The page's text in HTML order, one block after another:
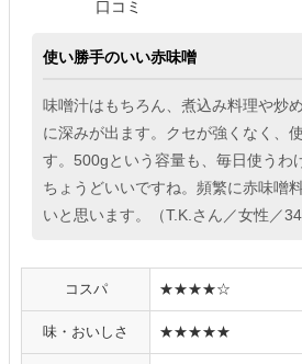
口コミ
使い勝手のいい赤味噌
味噌汁はもちろん、煮込み料理や炒
に深みが出ます。クセが強くなく、
す。500gという容量も、毎日使うわ
ちょうどいいですね。頻繁に赤味噌
いと思います。（T.K.さん／女性／34
コスパ ★★★★☆
味・おいしさ ★★★★★